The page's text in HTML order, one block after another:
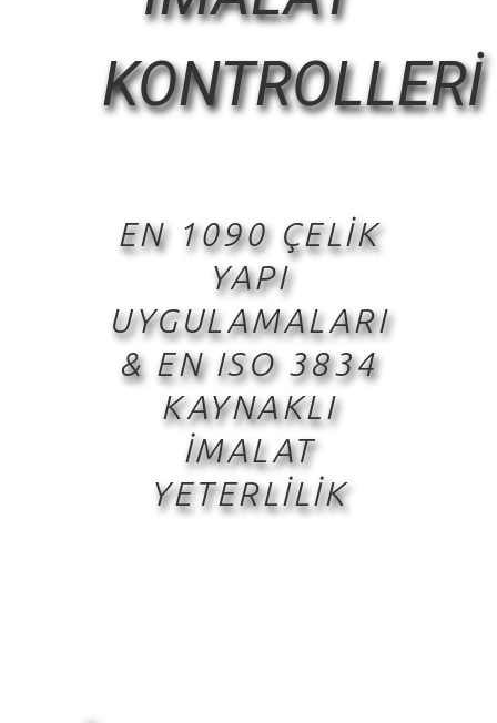
KONTROLLERİ
EN 1090 ÇELİK
YAPI
UYGULAMALARI
& EN ISO 3834
KAYNAKLI
İMALAT
YETERLİLİK